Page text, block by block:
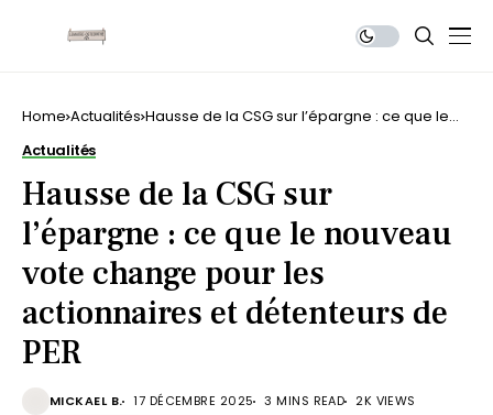
Home Actualités Hausse de la CSG sur l’épargne : ce que le
Actualités
Hausse de la CSG sur
l’épargne : ce que le nouveau
vote change pour les
actionnaires et détenteurs de
PER
MICKAEL B. 17 DÉCEMBRE 2025 3 MINS READ 2K VIEWS